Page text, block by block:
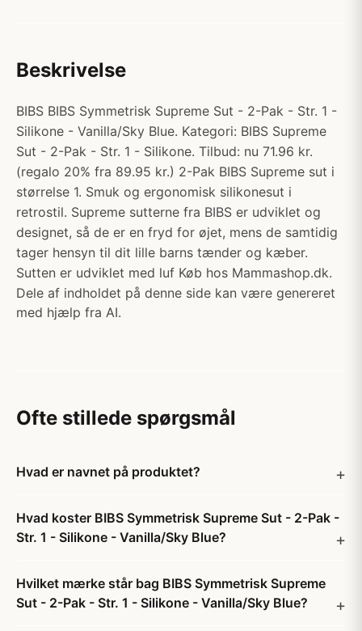
Beskrivelse
BIBS BIBS Symmetrisk Supreme Sut - 2-Pak - Str. 1 -
Silikone - Vanilla/Sky Blue. Kategori: BIBS Supreme
Sut - 2-Pak - Str. 1 - Silikone. Tilbud: nu 71.96 kr.
(regalo 20% fra 89.95 kr.) 2-Pak BIBS Supreme sut i
størrelse 1. Smuk og ergonomisk silikonesut i
retrostil. Supreme sutterne fra BIBS er udviklet og
designet, så de er en fryd for øjet, mens de samtidig
tager hensyn til dit lille barns tænder og kæber.
Sutten er udviklet med luf Køb hos Mammashop.dk.
Dele af indholdet på denne side kan være genereret
med hjælp fra AI.
Ofte stillede spørgsmål
Hvad er navnet på produktet?
Hvad koster BIBS Symmetrisk Supreme Sut - 2-Pak -
Str. 1 - Silikone - Vanilla/Sky Blue?
Hvilket mærke står bag BIBS Symmetrisk Supreme
Sut - 2-Pak - Str. 1 - Silikone - Vanilla/Sky Blue?